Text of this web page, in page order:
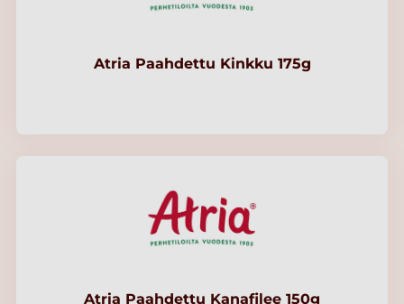
Atria Paahdettu Kinkku 175g
Atria Paahdettu Kanafilee 150g